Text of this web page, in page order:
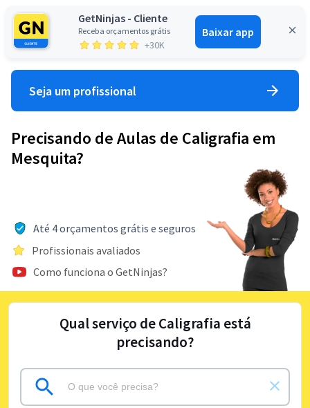
GetNinjas - Cliente
Receba orçamentos grátis
+30K
Baixar app
Entrar
Seja um profissional
Precisando de Aulas de Caligrafia em
Mesquita?
Até 4 orçamentos grátis e seguros
Profissionais avaliados
Como funciona o GetNinjas?
Qual serviço de Caligrafia está
precisando?